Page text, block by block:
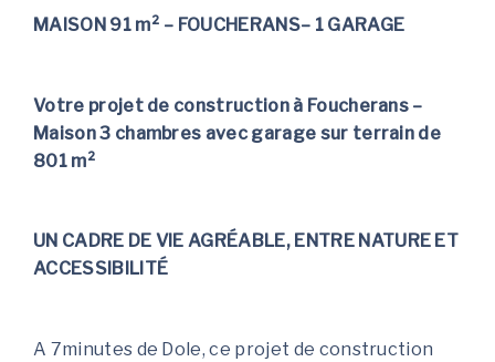
MAISON 91 m² – FOUCHERANS– 1 GARAGE
Votre projet de construction à Foucherans –
Maison 3 chambres avec garage sur terrain de
801 m²
UN CADRE DE VIE AGRÉABLE, ENTRE NATURE ET
ACCESSIBILITÉ
A 7minutes de Dole, ce projet de construction